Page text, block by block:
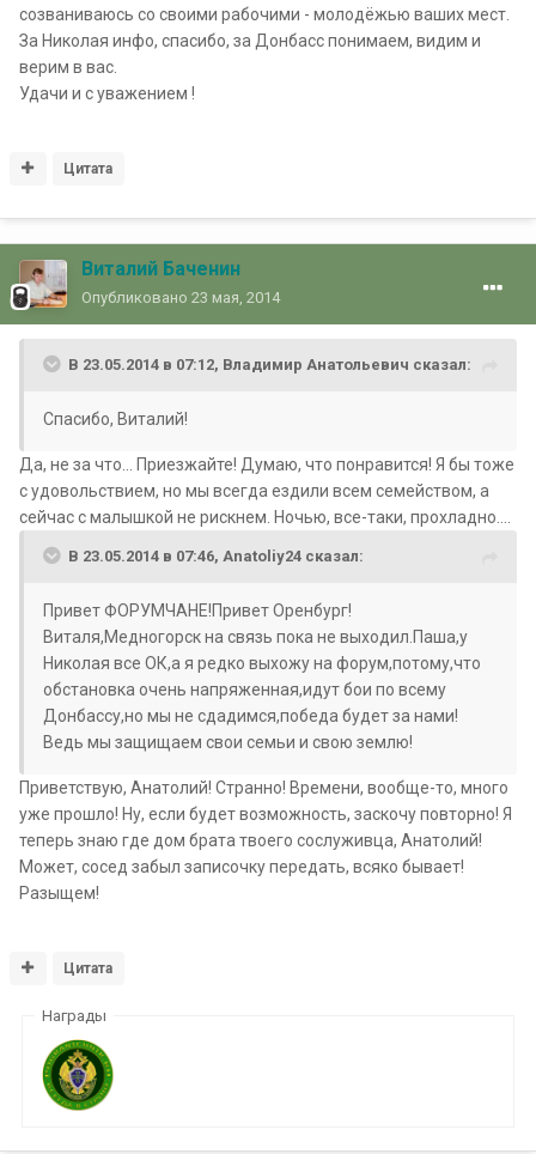
созваниваюсь со своими рабочими - молодёжью ваших мест.
За Николая инфо, спасибо, за Донбасс понимаем, видим и
верим в вас.
Удачи и с уважением !
Цитата
Виталий Баченин
Опубликовано 23 мая, 2014
В 23.05.2014 в 07:12, Владимир Анатольевич сказал:
Спасибо, Виталий!
Да, не за что... Приезжайте! Думаю, что понравится! Я бы тоже
с удовольствием, но мы всегда ездили всем семейством, а
сейчас с малышкой не рискнем. Ночью, все-таки, прохладно....
В 23.05.2014 в 07:46, Anatoliy24 сказал:
Привет ФОРУМЧАНЕ!Привет Оренбург!
Виталя,Медногорск на связь пока не выходил.Паша,у
Николая все ОК,а я редко выхожу на форум,потому,что
обстановка очень напряженная,идут бои по всему
Донбассу,но мы не сдадимся,победа будет за нами!
Ведь мы защищаем свои семьи и свою землю!
Приветствую, Анатолий! Странно! Времени, вообще-то, много
уже прошло! Ну, если будет возможность, заскочу повторно! Я
теперь знаю где дом брата твоего сослуживца, Анатолий!
Может, сосед забыл записочку передать, всяко бывает!
Разыщем!
Цитата
Награды